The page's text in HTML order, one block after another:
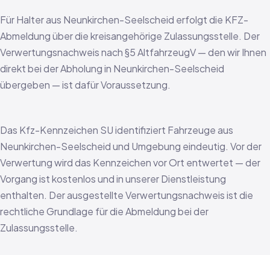
Für Halter aus Neunkirchen-Seelscheid erfolgt die KFZ-
Abmeldung über die kreisangehörige Zulassungsstelle. Der
Verwertungsnachweis nach §5 AltfahrzeugV — den wir Ihnen
direkt bei der Abholung in Neunkirchen-Seelscheid
übergeben — ist dafür Voraussetzung.
Das Kfz-Kennzeichen SU identifiziert Fahrzeuge aus
Neunkirchen-Seelscheid und Umgebung eindeutig. Vor der
Verwertung wird das Kennzeichen vor Ort entwertet — der
Vorgang ist kostenlos und in unserer Dienstleistung
enthalten. Der ausgestellte Verwertungsnachweis ist die
rechtliche Grundlage für die Abmeldung bei der
Zulassungsstelle.